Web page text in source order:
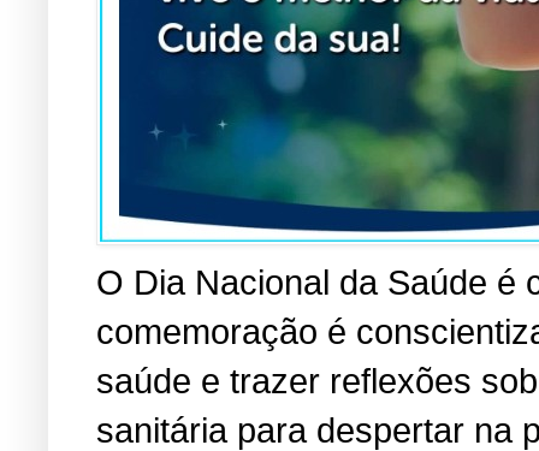
O Dia Nacional da Saúde é
comemoração é
saúde e trazer reflexões
sanitária para despertar na